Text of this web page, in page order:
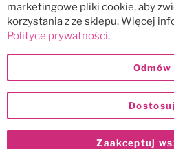
marketingowe pliki cookie, aby
korzystania z ze sklepu. Więcej
Polityce prywatności.
Zaakceptuj
Dostosuj
Odmów